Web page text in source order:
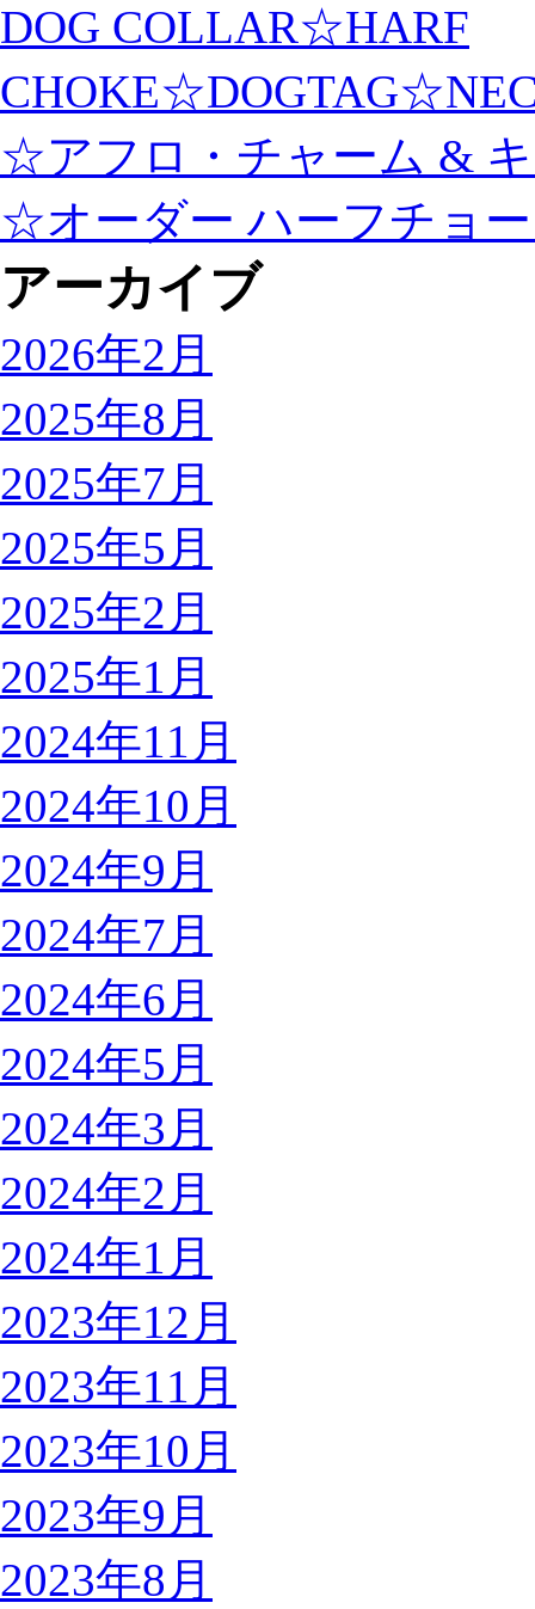
DOG COLLAR☆HARF
☆アフロ・チャーム &
☆オーダー ハーフチョ
アーカイブ
2026年2月
2025年8月
2025年7月
2025年5月
2025年2月
2025年1月
2024年11月
2024年10月
2024年9月
2024年7月
2024年6月
2024年5月
2024年3月
2024年2月
2024年1月
2023年12月
2023年11月
2023年10月
2023年9月
2023年8月